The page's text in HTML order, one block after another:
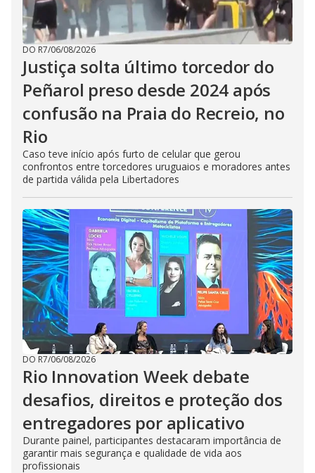
DO R7/06/08/2026
Justiça solta último torcedor do
Peñarol preso desde 2024 após
confusão na Praia do Recreio, no
Rio
Caso teve início após furto de celular que gerou
confrontos entre torcedores uruguaios e moradores antes
de partida válida pela Libertadores
DO R7/06/08/2026
Rio Innovation Week debate
desafios, direitos e proteção dos
entregadores por aplicativo
Durante painel, participantes destacaram importância de
garantir mais segurança e qualidade de vida aos
profissionais